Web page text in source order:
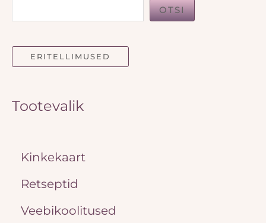
OTSI
ERITELLIMUSED
Tootevalik
Kinkekaart
Retseptid
Veebikoolitused